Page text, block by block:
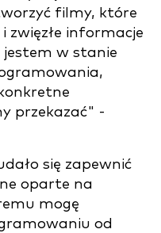
filmy, które
zwięzłe informacje
w stanie
przekazać" -
się zapewnić
oparte na
mogę
od